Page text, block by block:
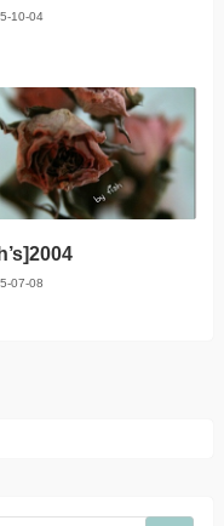
10-04
07-08